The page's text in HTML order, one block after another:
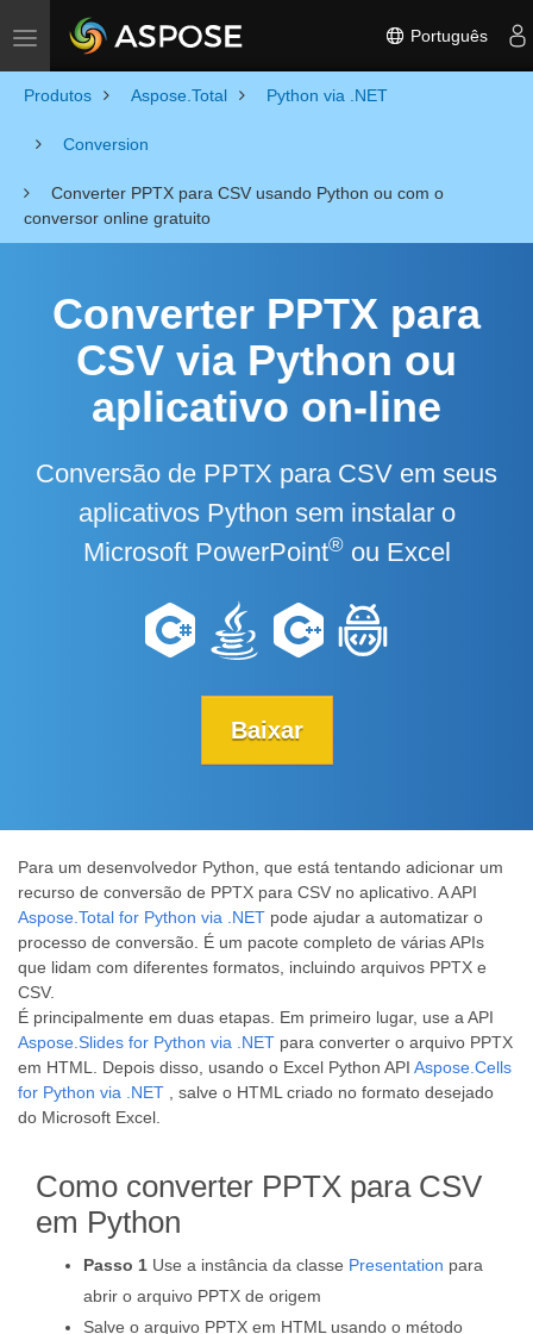
Toggle navigation Português
Produtos Aspose.Total Python via .NET
Conversion
Converter PPTX para CSV usando Python ou com o
conversor online gratuito
Converter PPTX para
CSV via Python ou
aplicativo on-line
Conversão de PPTX para CSV em seus
aplicativos Python sem instalar o
Microsoft PowerPoint®ou Excel
Baixar
Para um desenvolvedor Python, que está tentando adicionar um
recurso de conversão de PPTX para CSV no aplicativo. A API
Aspose.Total for Python via .NET pode ajudar a automatizar o
processo de conversão. É um pacote completo de várias APIs
que lidam com diferentes formatos, incluindo arquivos PPTX e
CSV.
É principalmente em duas etapas. Em primeiro lugar, use a API
Aspose.Slides for Python via .NET para converter o arquivo PPTX
em HTML. Depois disso, usando o Excel Python API Aspose.Cells
for Python via .NET , salve o HTML criado no formato desejado
do Microsoft Excel.
Como converter PPTX para CSV
em Python
Passo 1 Use a instância da classe Presentation para
abrir o arquivo PPTX de origem
Salve o arquivo PPTX em HTML usando o método